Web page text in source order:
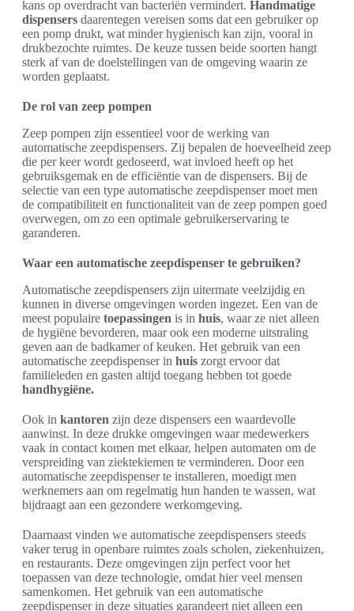
kans op overdracht van bacteriën vermindert. Handmatige
dispensers daarentegen vereisen soms dat een gebruiker op
een pomp drukt, wat minder hygienisch kan zijn, vooral in
drukbezochte ruimtes. De keuze tussen beide soorten hangt
sterk af van de doelstellingen van de omgeving waarin ze
worden geplaatst.
De rol van zeep pompen
Zeep pompen zijn essentieel voor de werking van
automatische zeepdispensers. Zij bepalen de hoeveelheid zeep
die per keer wordt gedoseerd, wat invloed heeft op het
gebruiksgemak en de efficiëntie van de dispensers. Bij de
selectie van een type automatische zeepdispenser moet men
de compatibiliteit en functionaliteit van de zeep pompen goed
overwegen, om zo een optimale gebruikerservaring te
garanderen.
Waar een automatische zeepdispenser te gebruiken?
Automatische zeepdispensers zijn uitermate veelzijdig en
kunnen in diverse omgevingen worden ingezet. Een van de
meest populaire toepassingen is in huis, waar ze niet alleen
de hygiëne bevorderen, maar ook een moderne uitstraling
geven aan de badkamer of keuken. Het gebruik van een
automatische zeepdispenser in huis zorgt ervoor dat
familieleden en gasten altijd toegang hebben tot goede
handhygiëne.
Ook in kantoren zijn deze dispensers een waardevolle
aanwinst. In deze drukke omgevingen waar medewerkers
vaak in contact komen met elkaar, helpen automaten om de
verspreiding van ziektekiemen te verminderen. Door een
automatische zeepdispenser te installeren, moedigt men
werknemers aan om regelmatig hun handen te wassen, wat
bijdraagt aan een gezondere werkomgeving.
Daarnaast vinden we automatische zeepdispensers steeds
vaker terug in openbare ruimtes zoals scholen, ziekenhuizen,
en restaurants. Deze omgevingen zijn perfect voor het
toepassen van deze technologie, omdat hier veel mensen
samenkomen. Het gebruik van een automatische
zeepdispenser in deze situaties garandeert niet alleen een